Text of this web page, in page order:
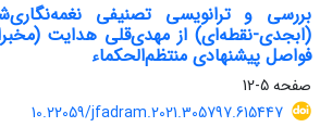
بررسی و ترانویسی تصنیفی
(ابجدی-نقطه‌ای) از مهدی‌قلی هدایت
فواصل پیشنهادی منتظم‌الحکماء
صفحه5-12
10.22059/jfadram.2021.305797.615447